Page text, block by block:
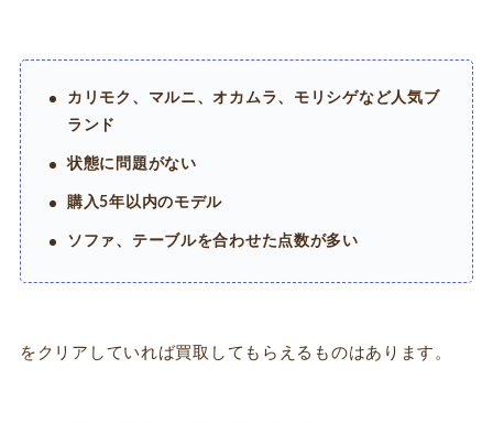
カリモク、マルニ、オカムラ、モリシゲなど人気ブ
ランド
状態に問題がない
購入5年以内のモデル
ソファ、テーブルを合わせた点数が多い
をクリアしていれば買取してもらえるものはあります。